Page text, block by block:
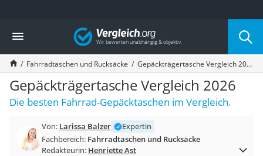
Die beliebtesten Vergleiche nach Kategorie
Freizeit & Sport
Gartentrampolin
Trampolin
Metalldetektor
Eufab-Fahrradträger
Trampolin 366 cm
Aluminium-Koffer
Futterboot
Vergleich
Fahrradtaschen und Rucksäcke Gepäckträgertasche Vergleich 2026
Gepäckträgertasche Vergleich 2026
Die besten Fahrrad-Gepäcktaschen im Vergleich.
Von: Larissa Balzer
Expertin
Fachbereich: Fahrradtaschen und Rucksäcke
Redakteurin: Henriette Ast